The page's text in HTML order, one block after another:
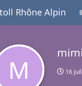
Rhône Alpin
M 16